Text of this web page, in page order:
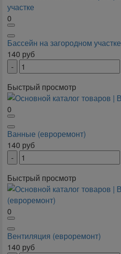
0
Бассейн на загородном участке
140 руб
Быстрый просмотр
0
Ванные (евроремонт)
140 руб
Быстрый просмотр
0
Вентиляция (евроремонт)
140 руб